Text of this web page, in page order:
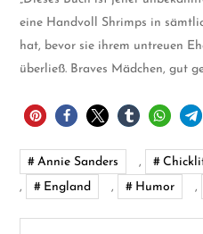
eine Handvoll Shrimps in
hat, bevor sie ihrem untreuen
überließ. Braves Mädchen, gut
Annie Sanders ,
,
England , Humor ,